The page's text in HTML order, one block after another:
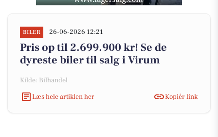
BILER 26-06-2026 12:21
Pris op til 2.699.900 kr! Se de
dyreste biler til salg i Virum
Kilde: Bilhandel
Læs hele artiklen her
Kopiér link